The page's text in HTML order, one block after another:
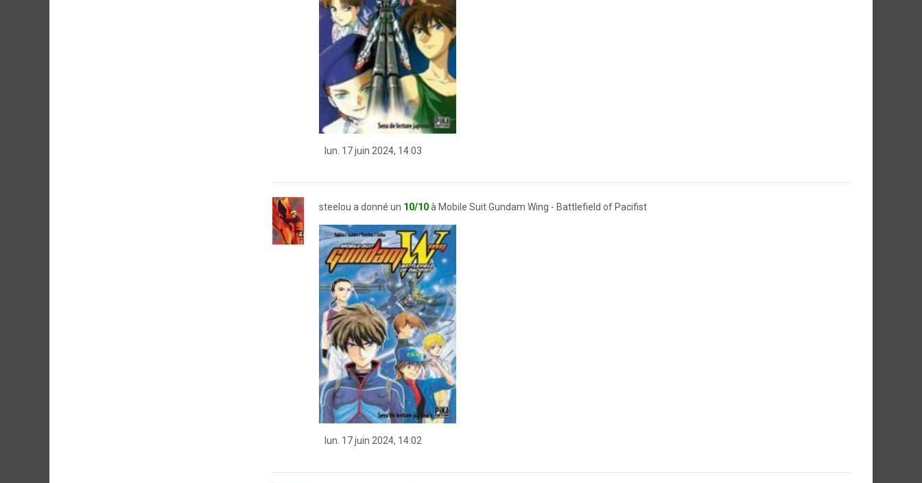
lun. 17 juin 2024, 14:03
steelou a donné un 10/10à Mobile Suit Gundam Wing - Battlefield of Pacifist
lun. 17 juin 2024, 14:02